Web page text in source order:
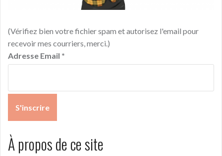
(Vérifiez bien votre fichier spam et autorisez l'email pour
recevoir mes courriers, merci.)
Adresse Email *
À propos de ce site